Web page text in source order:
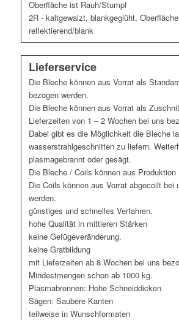
Oberfläche ist Rauh/Stumpf
2R - kaltgewalzt, blankgeglüht,
reflektierend/blank
Lieferservice
Die Bleche können aus Vorrat als
bezogen werden.
Die Bleche können aus Vorrat als
Lieferzeiten von 1 – 2 Wochen bei uns
Dabei gibt es die Möglichkeit die Bleche
wasserstrahlgeschnitten zu liefern.
plasmagebrannt oder gesägt.
Die Bleche / Coils können aus Produktion
Die Coils können aus Vorrat abgecoilt bei
werden.
günstiges und schnelles Verfahren.
hohe Qualität in mittleren Stärken
keine Gefügeveränderung.
keine Gratbildung
mit Lieferzeiten ab 8 Wochen bei uns
Mindestmengen schon ab 1000 kg.
Plasmabrennen: Hohe Schneiddicken
Sägen: Saubere Kanten
teilweise in Wunschformaten